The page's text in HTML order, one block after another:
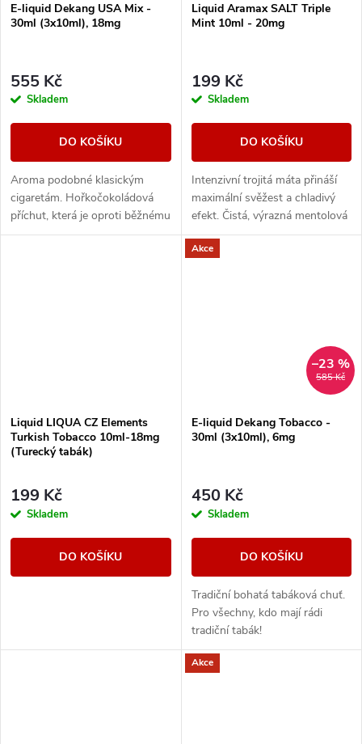
E-liquid Dekang USA Mix -
30ml (3x10ml), 18mg
555 Kč
Skladem
DO KOŠÍKU
Aroma podobné klasickým
cigaretám. Hořkočokoládová
příchut, která je oproti běžnému
tabáku jemnější a nasládlejší. Z
Liquid Aramax SALT Triple
Mint 10ml - 20mg
199 Kč
Skladem
DO KOŠÍKU
Intenzivní trojitá máta přináší
maximální svěžest a chladivý
efekt. Čistá, výrazná mentolová
chuť pro milovníky silného
osvěžení.
Liquid LIQUA CZ Elements
Turkish Tobacco 10ml-18mg
(Turecký tabák)
199 Kč
Skladem
DO KOŠÍKU
Akce
585 Kč
–23 %
E-liquid Dekang Tobacco -
30ml (3x10ml), 6mg
450 Kč
Skladem
DO KOŠÍKU
Tradiční bohatá tabáková chuť.
Pro všechny, kdo mají rádi
tradiční tabák!
Akce